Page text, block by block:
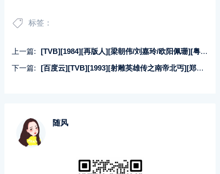
标签：
上一篇:
[TVB][1984][再版人][梁朝伟/刘嘉玲/欧阳佩珊][粤语中字][20集][无台标][DVD-MKV/每集约410MB]
下一篇:
[百度云][TVB][1993][射雕英雄传之南帝北丐][郑伊健/魏骏杰][古装/武侠][粵語中字][20集全][MKV/单集约420m]
随风